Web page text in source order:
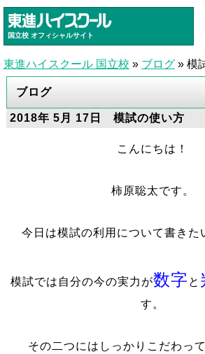
国立校 オフィシャルサイト
東進ハイスクール 国立校 » ブログ » 模
ブログ
2018年 5月 17日 模試の使い方
こんにちは！
柿原聡太です。
今日は模試の利用について書きた
模試では自分の今の実力が数字 と
す。
その二つにはしっかりこだわっ